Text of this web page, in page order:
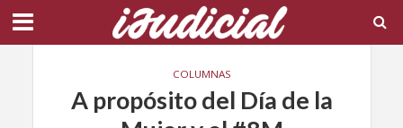
COLUMNAS
A propósito del Día de la